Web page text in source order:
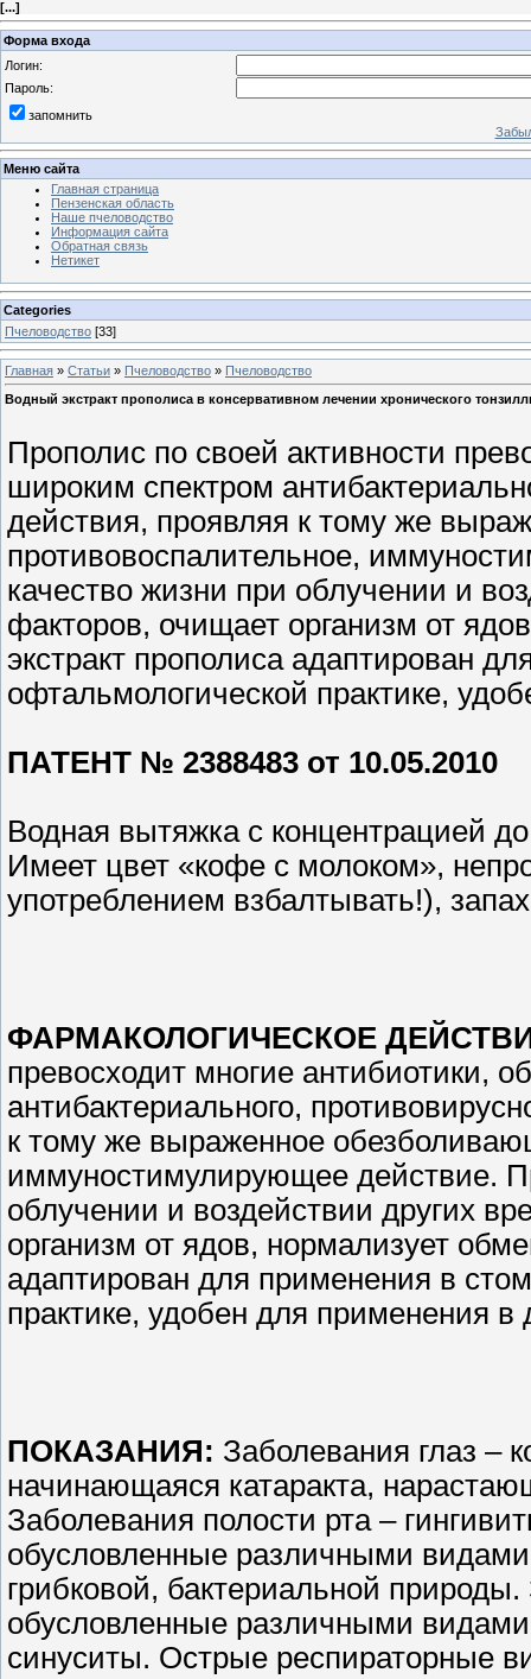
[...]
Форма входа
Логин:
Пароль:
запомнить
Меню сайта
Главная страница
Пензенская область
Наше пчеловодство
Информация сайта
Обратная связь
Нетикет
Categories
Пчеловодство [33]
Главная » Статьи » Пчеловодство » Пчеловодство
Водный экстракт прополиса в консервативном лечении хронического
Прополис по своей активности
широким спектром
действия, проявляя к тому же
противовоспалительное,
качество жизни при облучении и
факторов, очищает организм от
экстракт прополиса адаптирован
офтальмологической практике,
ПАТЕНТ № 2388483 от 10.05.2010
Водная вытяжка с концентрацией
Имеет цвет «кофе с молоком»,
употреблением взбалтывать!),
ФАРМАКОЛОГИЧЕСКОЕ
превосходит многие антибиотики,
антибактериального,
к тому же выраженное
иммуностимулирующее действие.
облучении и воздействии других
организм от ядов, нормализует
адаптирован для применения в
практике, удобен для применения в
ПОКАЗАНИЯ: Заболевания глаз –
начинающаяся катаракта,
Заболевания полости рта –
обусловленные различными
грибковой, бактериальной
обусловленные различными
синуситы. Острые респираторные